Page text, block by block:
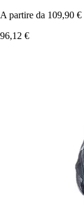
A partire da 109,90 €
96,12 €